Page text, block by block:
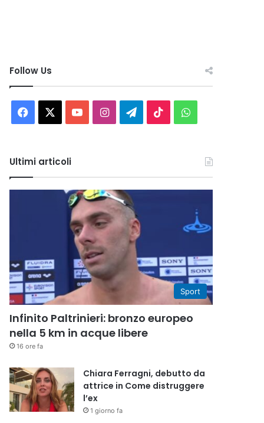
Follow Us
Facebook You InstagramTelegram
TikTokWhatsApp
Ultimi articoli
Sport
Infinito Paltrinieri: bronzo europeo
nella 5 km in acque libere
16 ore fa
Chiara Ferragni, debutto da
attrice in Come distruggere
l’ex
1 giorno fa